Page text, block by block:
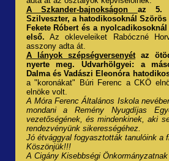
A Szkander-bajnokságon az 5.
Szilveszter, a hatodikosoknál Szörös
Fekete Róbert és a
első. Az okleveleiket Rabóczné
asszony adta át.
A lányok szépségversenyétaz
nyerte meg. Udvarhölgyei: a
Dalma és Vadászi Eleonóra
a "koronákat" Búri Ferenc a CKÖ
elnöke volt.
A Móra Ferenc Általános Iskola
mondani a Remény Nyugdíjas
vezetőségének, és mindenkinek, aki
rendezvényünk sikerességéhez.
Jó étvággyal fogyasztották tanulóink a
Köszönjük!!!
A Cigány Kisebbségi